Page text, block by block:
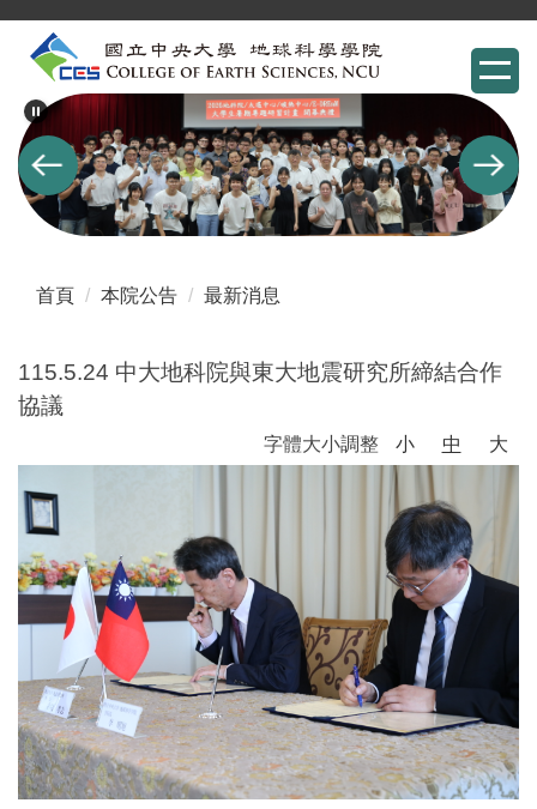
主
要
內
容
區
首頁 本院公告 最新消息
115.5.24 中大地科院與東大地震研究所締結合作
協議
字體大小調整 小 中 大